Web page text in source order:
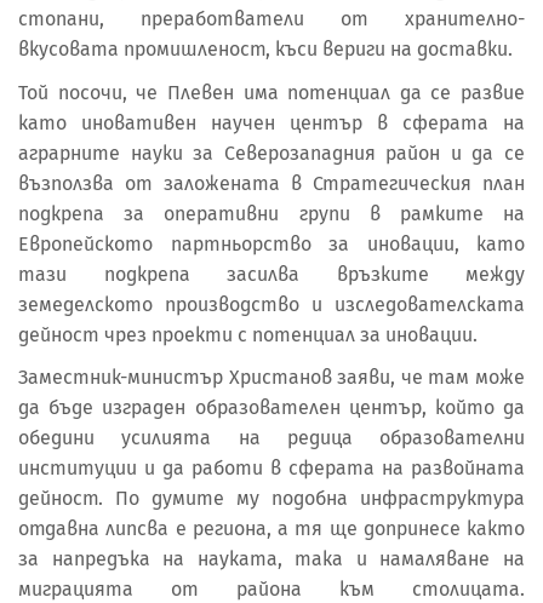
стопани, преработватели от хранително-
вкусовата промишленост, къси вериги на доставки.
Той посочи, че Плевен има потенциал да се развие
като иновативен научен център в сферата на
аграрните науки за Северозападния район и да се
възползва от заложената в Стратегическия план
подкрепа за оперативни групи в рамките на
Европейското партньорство за иновации, като
тази подкрепа засилва връзките между
земеделското производство и изследователската
дейност чрез проекти с потенциал за иновации.
Заместник-министър Христанов заяви, че там може
да бъде изграден образователен център, който да
обедини усилията на редица образователни
институции и да работи в сферата на развойната
дейност. По думите му подобна инфраструктура
отдавна липсва е региона, а тя ще допринесе както
за напредъка на науката, така и намаляване на
миграцията от района към столицата.